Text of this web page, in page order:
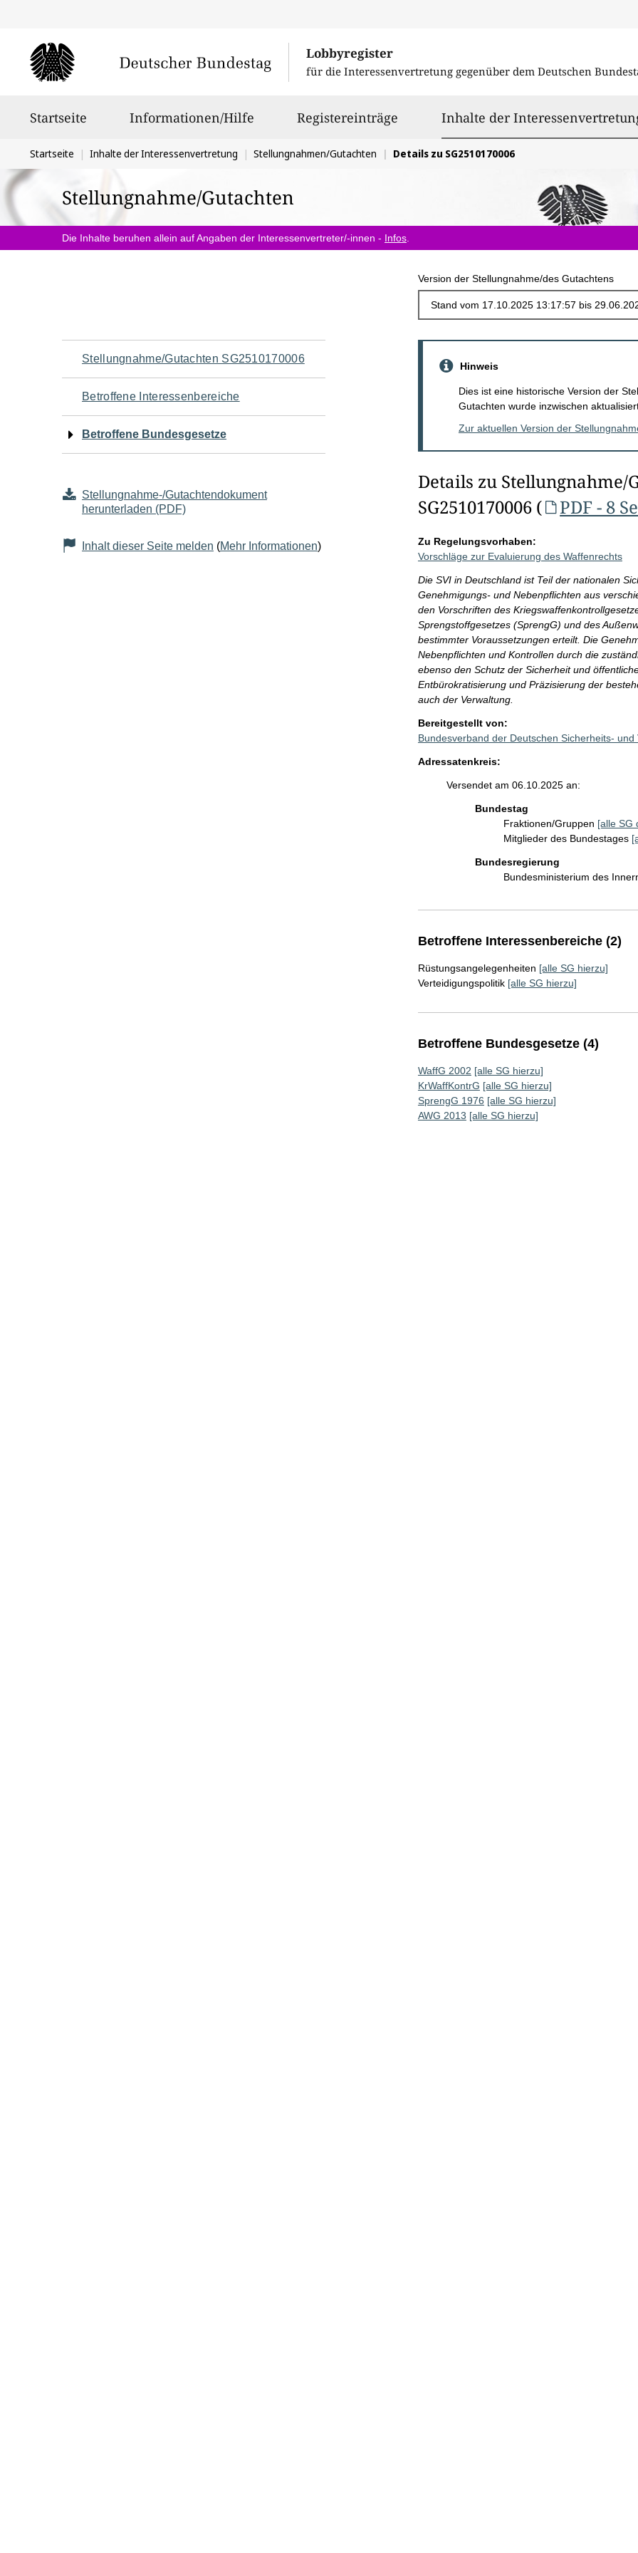
Lobbyregister
für die Interessenvertretung gegenüber dem Deutschen
Startseite Informationen/Hilfe Registereinträge Inhalte der
Sie
befinden
sich
hier:
Startseite Inhalte der Interessenvertretung Stellungnahmen/Gutachten Details zu SG2510170006
Stellungnahme/Gutachten
Die Inhalte beruhen allein auf Angaben der Interessenvertreter/-innen - Infos
Version der Stellungnahme/des Gutachtens
Navigation
für
den
Seiteninhalt
Stellungnahme/Gutachten SG2510170006
Betroffene Interessenbereiche
Betroffene Bundesgesetze
Stellungnahme-/Gutachtendokument
herunterladen (PDF)
Inhalt dieser Seite melden (Mehr Informationen)
Hinweis
Dies ist eine historische Version der
Gutachten wurde inzwischen
Zur aktuellen Version der
Details zu Stellungnahme/
SG2510170006 (
PDF - 8
Zu Regelungsvorhaben:
Vorschläge zur Evaluierung des Waffenrechts
Die SVI in Deutschland ist Teil der nationalen
Genehmigungs- und Nebenpflichten aus
den Vorschriften des
Sprengstoffgesetzes (SprengG) und des
bestimmter Voraussetzungen erteilt. Die
Nebenpflichten und Kontrollen durch die
ebenso den Schutz der Sicherheit und
Entbürokratisierung und Präzisierung der
auch der Verwaltung.
Bereitgestellt von:
Bundesverband der Deutschen Sicherheits-
Adressatenkreis:
Versendet am 06.10.2025 an:
Bundestag
Fraktionen/Gruppen [alle SG
Mitglieder des Bundestages
Bundesregierung
Bundesministerium des
Betroffene Interessenbereiche (2)
Rüstungsangelegenheiten [alle SG hierzu]
Verteidigungspolitik [alle SG hierzu]
Betroffene Bundesgesetze (4)
WaffG 2002 [alle SG hierzu]
KrWaffKontrG [alle SG hierzu]
SprengG 1976 [alle SG hierzu]
AWG 2013 [alle SG hierzu]